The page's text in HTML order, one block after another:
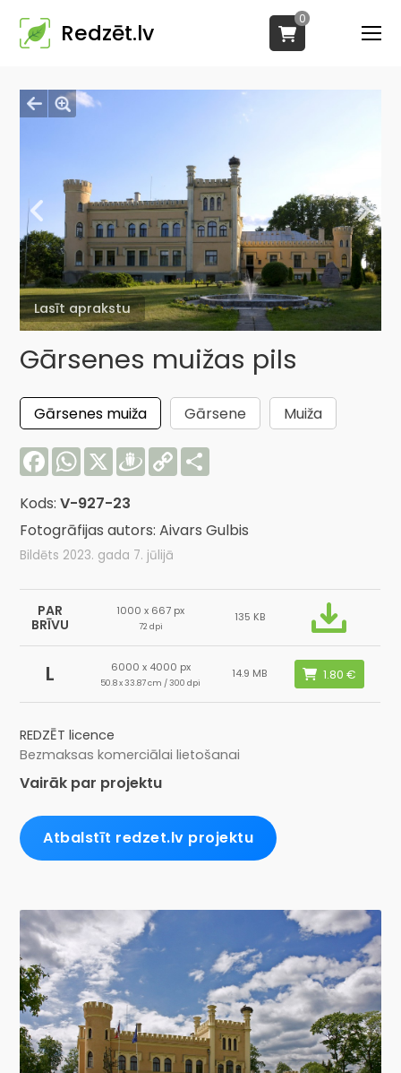
Redzēt.lv
0
Lasīt aprakstu
Gārsenes muižas pils
Gārsenes muiža Gārsene
Muiža
FacebookWhatsApp
X Draugiem
Copy
Link
Kods:V-927-23
Fotogrāfijas autors: Aivars Gulbis
Bildēts 2023. gada 7. jūlijā
PAR
BRĪVU
1000 x 667 px
72 dpi
135 KB
L 6000 x 4000 px
50.8 x 33.87 cm / 300 dpi
14.9 MB
REDZĒT licence
Bezmaksas komerciālai lietošanai
Vairāk par projektu
Atbalstīt redzet.lv projektu